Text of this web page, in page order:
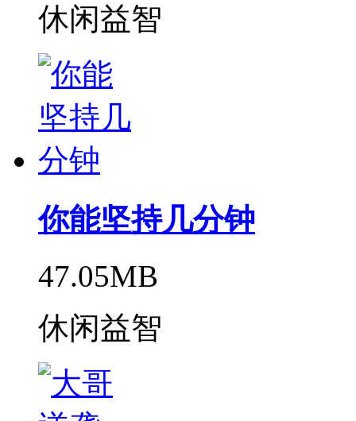
休闲益智
你能坚持几分钟
47.05MB
休闲益智